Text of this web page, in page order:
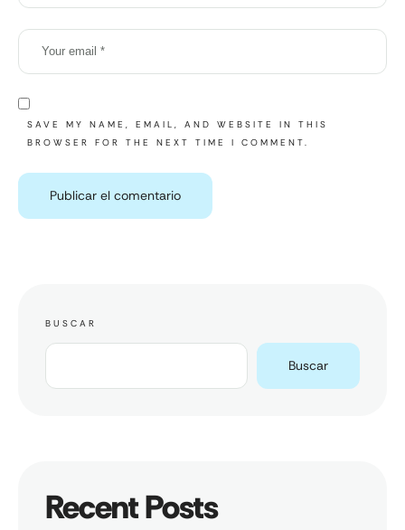
SAVE MY NAME, EMAIL, AND WEBSITE IN THIS
BROWSER FOR THE NEXT TIME I COMMENT.
BUSCAR
Buscar
Recent Posts